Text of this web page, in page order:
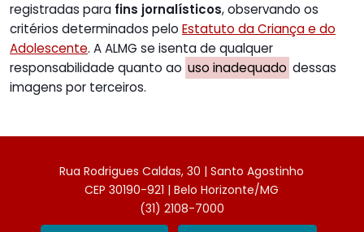
registradas para fins jornalísticos, observando os
critérios determinados pelo Estatuto da Criança e do
Adolescente. A ALMG se isenta de qualquer
responsabilidade quanto ao uso inadequado dessas
imagens por terceiros.
Rua Rodrigues Caldas, 30 | Santo Agostinho
CEP 30190-921 | Belo Horizonte/MG
(31) 2108-7000